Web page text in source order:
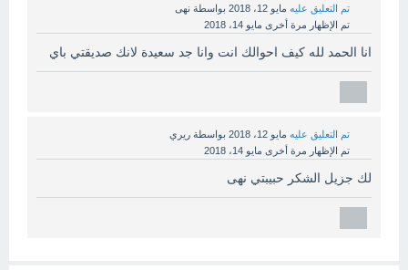
تم التعليق عليه مايو 12، 2018 بواسطة نهى
تم الإظهار مرة أخرى مايو 14، 2018
انا الحمد لله كيف احوالك انت وانا جد سعيدة لانك صديقتي باي
تم التعليق عليه مايو 12، 2018 بواسطة ريري
تم الإظهار مرة أخرى مايو 14، 2018
لك جزيل الشكر حبيبتي نهى